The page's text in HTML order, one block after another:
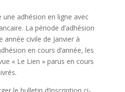
une adhésion en ligne avec
La période d’adhésion
année civile de Janvier à
en cours d’année, les
« Le Lien » parus en cours